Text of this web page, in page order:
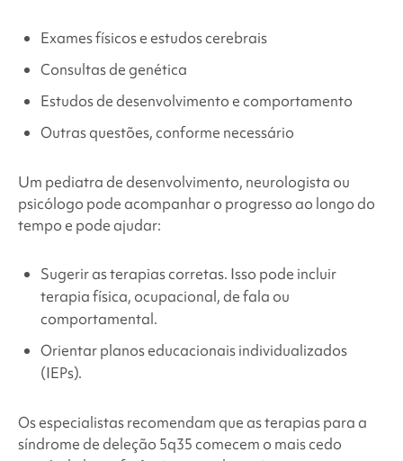
Exames físicos e estudos cerebrais
Consultas de genética
Estudos de desenvolvimento e comportamento
Outras questões, conforme necessário
Um pediatra de desenvolvimento, neurologista ou
psicólogo pode acompanhar o progresso ao longo do
tempo e pode ajudar:
Sugerir as terapias corretas. Isso pode incluir
terapia física, ocupacional, de fala ou
comportamental.
Orientar planos educacionais individualizados
(IEPs).
Os especialistas recomendam que as terapias para a
síndrome de deleção 5q35 comecem o mais cedo